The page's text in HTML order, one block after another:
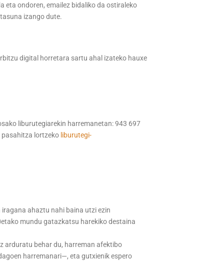
eta ondoren, emailez bidaliko da ostiraleko
izango dute.
digital horretara sartu ahal izateko hauxe
liburutegiarekin harremanetan: 943 697
pasahitza lortzeko liburutegi-
ahaztu nahi baina utzi ezin
mundu gatazkatsu harekiko destaina
arduratu behar du, harreman afektibo
harremanari—, eta gutxienik espero